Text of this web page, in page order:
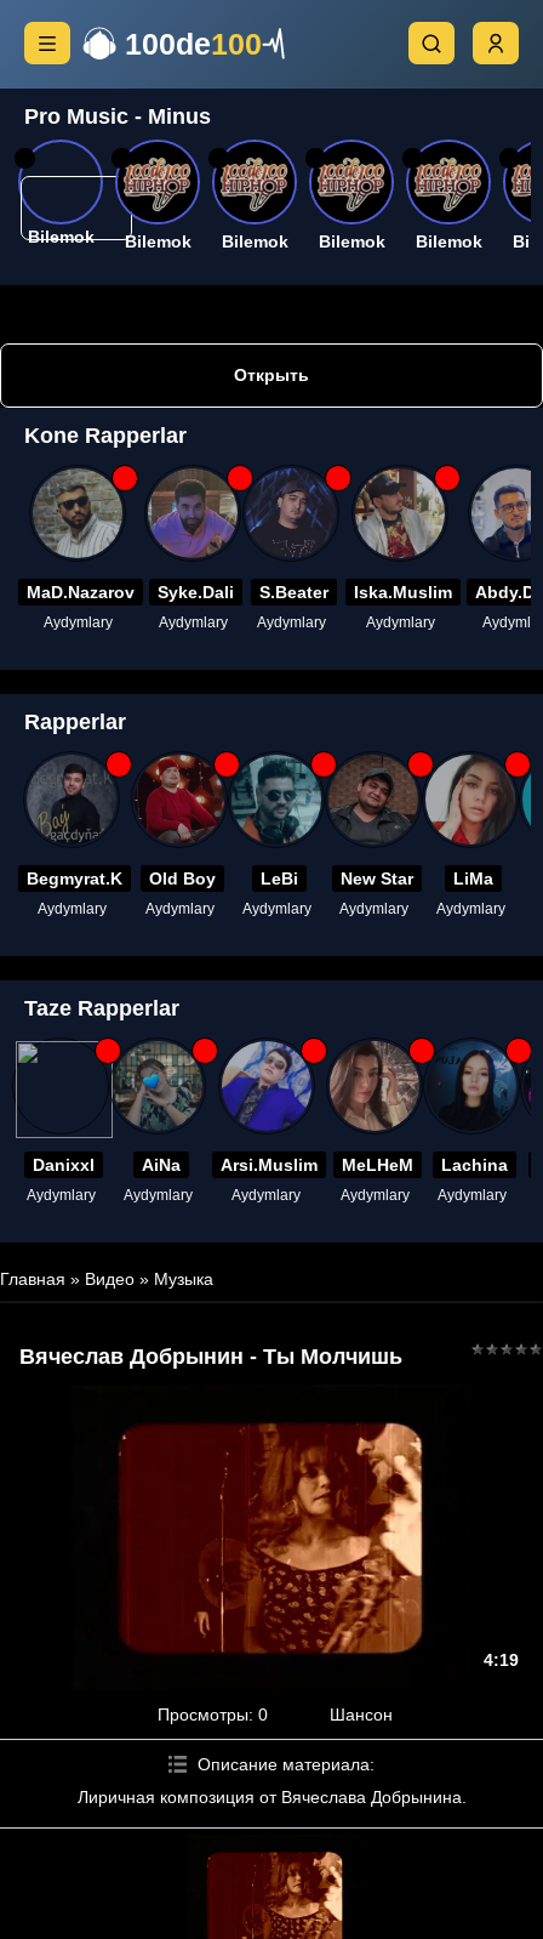
100de100
Pro Music - Minus
Bilemok Bilemok Bilemok Bilemok Bilemok
Открыть
Kone Rapperlar
MaD.Nazarov
Aydymlary
Syke.Dali
Aydymlary
S.Beater
Aydymlary
Iska.Muslim
Aydymlary
Rapperlar
Begmyrat.K
Aydymlary
Old Boy
Aydymlary
LeBi
Aydymlary
New Star
Aydymlary
LiMa
Aydymlary
Taze Rapperlar
Danixxl
Aydymlary
AiNa
Aydymlary
Arsi.Muslim
Aydymlary
MeLHeM
Aydymlary
Lachina
Aydymlary
Главная » Видео » Музыка
Вячеслав Добрынин - Ты Молчишь
4:19
Просмотры: 0 Шансон
Описание материала:
Лиричная композиция от Вячеслава Добрынина.